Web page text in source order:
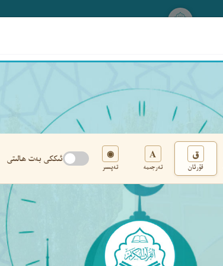
ق
قۇرئان
A
تەرجىمە
◉
تەپسىر
ئىككى بەت ھالىتى
تەڭشەك
‹ ‹ ٢٢١ ›